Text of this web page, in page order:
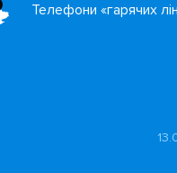
Телефони «гарячих